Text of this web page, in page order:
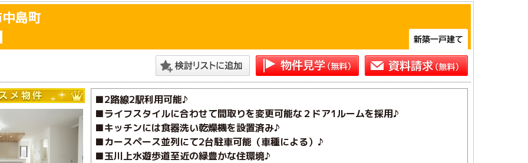
島町
■2路線2駅利用可能♪
■ライフスタイルに合わせて間取りを変更可能な２ドア1ルームを採用♪
■キッチンには食器洗い乾燥機を設置済み♪
■カースペース並列にて2台駐車可能（車種による）♪
■玉川上水遊歩道至近の緑豊かな住環境♪